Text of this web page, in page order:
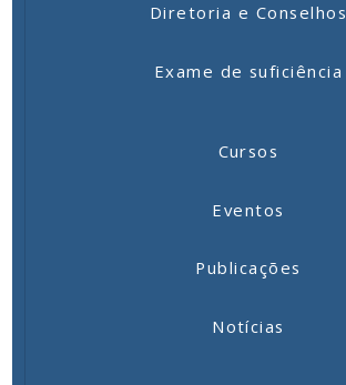
Diretoria e Conselhos
Exame de suficiência
Cursos
Eventos
Publicações
Notícias